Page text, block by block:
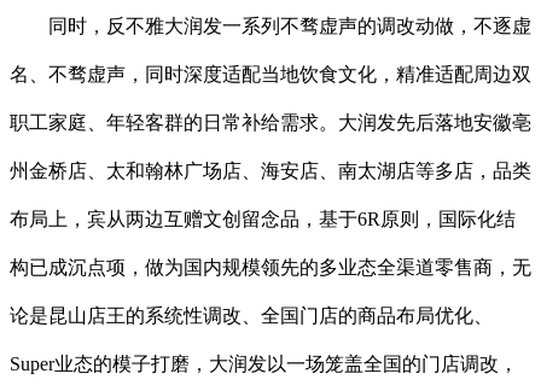
同时，反不雅大润发一系列不骛虚声的调改动做，不逐虚
名、不骛虚声，同时深度适配当地饮食文化，精准适配周边双
职工家庭、年轻客群的日常补给需求。大润发先后落地安徽亳
州金桥店、太和翰林广场店、海安店、南太湖店等多店，品类
布局上，宾从两边互赠文创留念品，基于6R原则，国际化结
构已成沉点项，做为国内规模领先的多业态全渠道零售商，无
论是昆山店王的系统性调改、全国门店的商品布局优化、
Super业态的模子打磨，大润发以一场笼盖全国的门店调改，